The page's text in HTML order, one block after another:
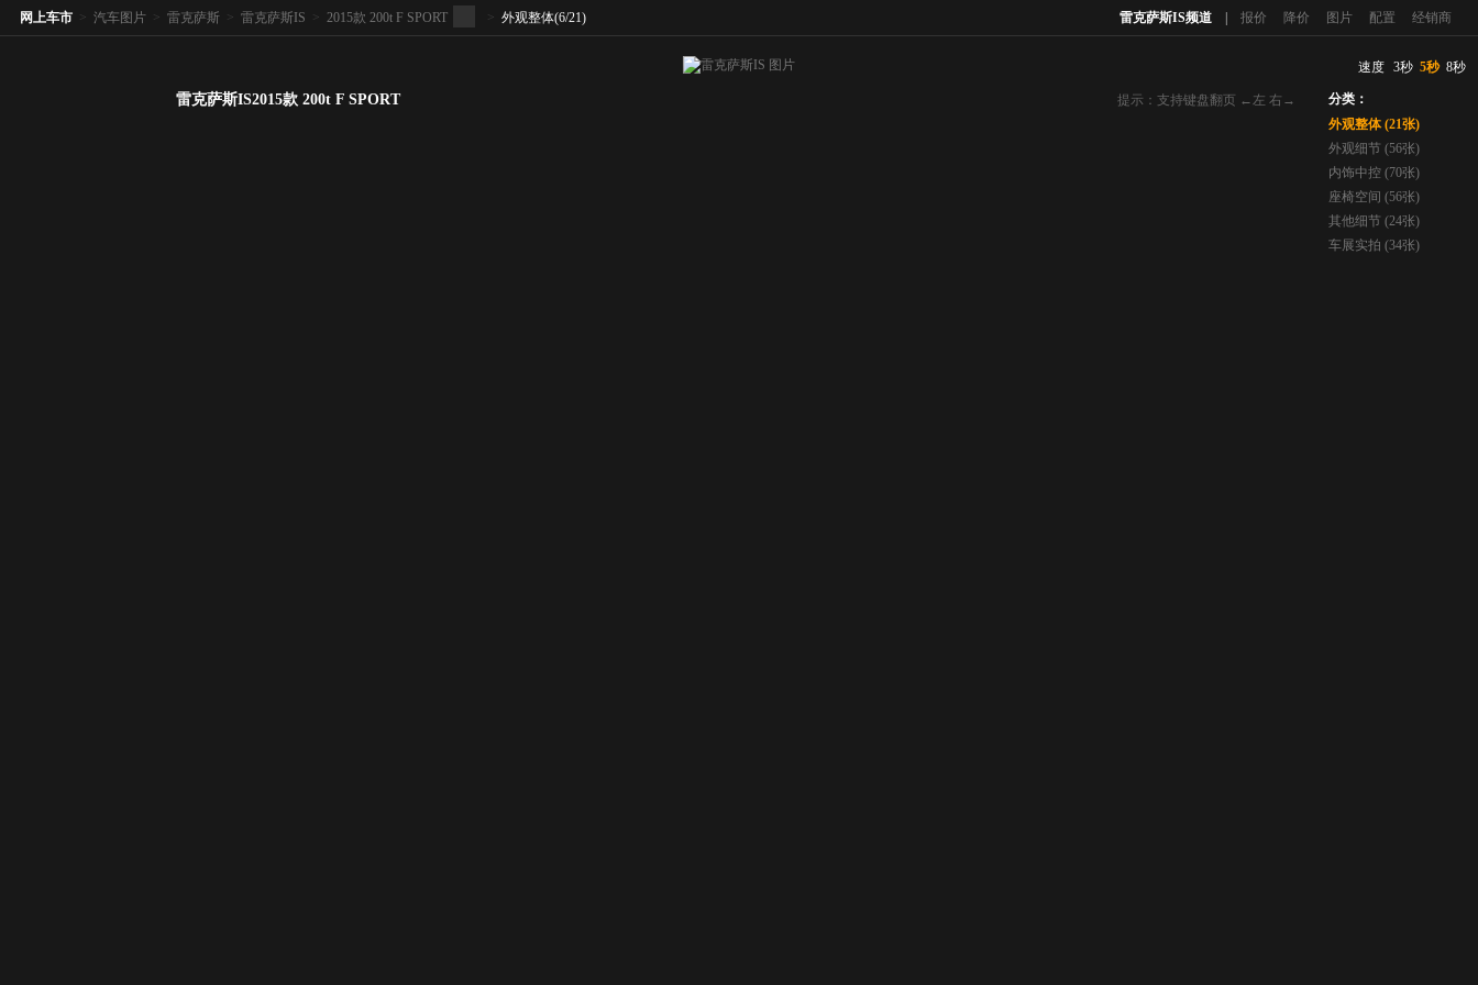
雷克萨斯IS频道 报价 降价 图片 配置 经销商
网上车市 > 汽车图片 > 雷克萨斯 > 雷克萨斯IS > 2015款 200t F SPORT > 外观整体(6/21)
提示：支持键盘翻页 ←左 右→
雷克萨斯IS2015款 200t F SPORT
速度 3秒 5秒 8秒
分类：
外观整体 (21张)
外观细节 (56张)
内饰中控 (70张)
座椅空间 (56张)
其他细节 (24张)
车展实拍 (34张)